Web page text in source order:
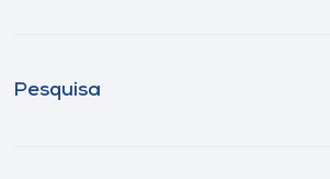
Pesquisa